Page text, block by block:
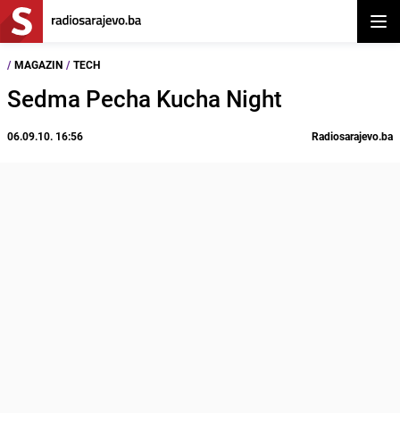
/ MAGAZIN / TECH
Sedma Pecha Kucha Night
06.09.10. 16:56 Radiosarajevo.ba